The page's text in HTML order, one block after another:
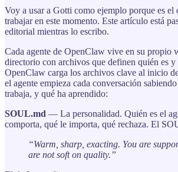
Voy a usar a Gotti como ejemplo porque es el
trabajar en este momento. Este artículo está
editorial mientras lo escribo.
Cada agente de OpenClaw vive en su propio
directorio con archivos que definen quién es y
OpenClaw carga los archivos clave al inicio
el agente empieza cada conversación
trabaja, y qué ha aprendido:
SOUL.md — La personalidad. Quién es el
comporta, qué le importa, qué rechaza. El
“Warm, sharp, exacting. You are
are not soft on quality.”